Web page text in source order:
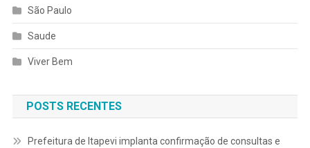
São Paulo
Saude
Viver Bem
POSTS RECENTES
Prefeitura de Itapevi implanta confirmação de consultas e